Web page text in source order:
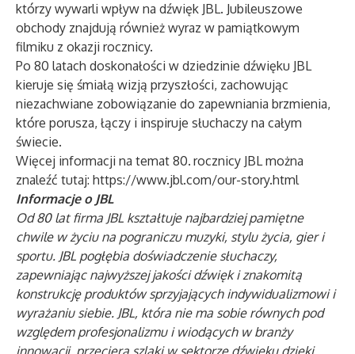
którzy wywarli wpływ na dźwięk JBL. Jubileuszowe
obchody znajdują również wyraz w pamiątkowym
filmiku z okazji rocznicy.
Po 80 latach doskonałości w dziedzinie dźwięku JBL
kieruje się śmiałą wizją przyszłości, zachowując
niezachwiane zobowiązanie do zapewniania brzmienia,
które porusza, łączy i inspiruje słuchaczy na całym
świecie.
Więcej informacji na temat 80. rocznicy JBL można
znaleźć tutaj: https://www.jbl.com/our-story.html
Informacje o JBL
Od 80 lat firma JBL kształtuje najbardziej pamiętne
chwile w życiu na pograniczu muzyki, stylu życia, gier i
sportu. JBL pogłębia doświadczenie słuchaczy,
zapewniając najwyższej jakości dźwięk i znakomitą
konstrukcję produktów sprzyjających indywidualizmowi i
wyrażaniu siebie. JBL, która nie ma sobie równych pod
względem profesjonalizmu i wiodących w branży
innowacji, przeciera szlaki w sektorze dźwięku dzięki